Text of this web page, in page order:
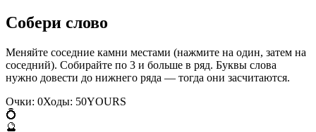
Собери слово
Меняйте соседние камни местами (нажмите на один, затем на
соседний). Собирайте по 3 и больше в ряд. Буквы слова
нужно довести до нижнего ряда — тогда они засчитаются.
Очки: 0Ходы: 50YOURS
💍
🔮